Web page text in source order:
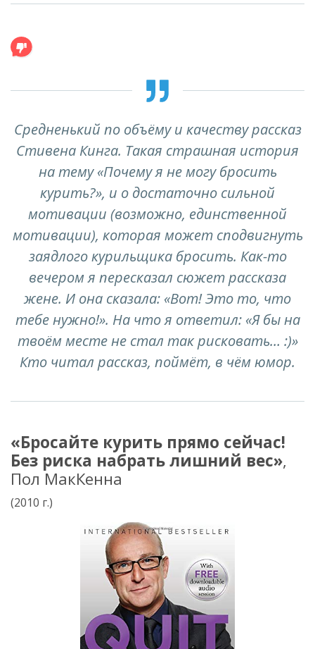
Средненький по объёму и качеству рассказ
Стивена Кинга. Такая страшная история
на тему «Почему я не могу бросить
курить?», и о достаточно сильной
мотивации (возможно, единственной
мотивации), которая может сподвигнуть
заядлого курильщика бросить. Как-то
вечером я пересказал сюжет рассказа
жене. И она сказала: «Вот! Это то, что
тебе нужно!». На что я ответил: «Я бы на
твоём месте не стал так рисковать… :)»
Кто читал рассказ, поймёт, в чём юмор.
«Бросайте курить прямо сейчас!
Без риска набрать лишний вес»,
Пол МакКенна
(2010 г.)